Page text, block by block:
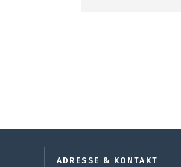
ADRESSE & KONTAKT